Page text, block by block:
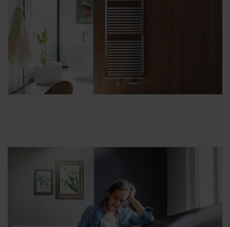
Zehnder Group België nv/sa: Déclarations de confidentialité
Zehnder Group Czech Republic s.r.o.: Zásady ochrany
osobních údajů
Zehnder Group France: Protection des données
Zehnder Group Ibérica SAU: Política de privacidad
Zehnder Group Italia S.r.l.: Privacy
Zehnder Group İç Mekan İklimlendirme Sanayi ve Ticaret
Limitet Şirketi: Web Sitesi Çerezleri
Zehnder Group Nederland bv: Privacyverklaringen